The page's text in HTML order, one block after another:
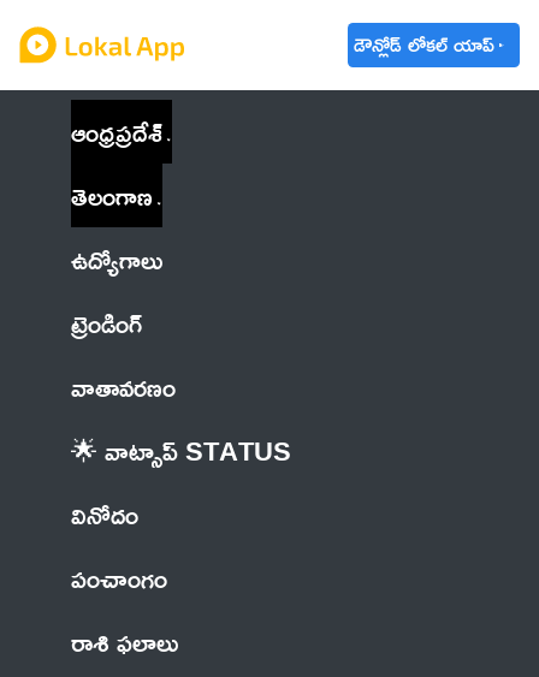
డౌన్లోడ్ లోకల్ యాప్
ఆంధ్రప్రదేశ్
తెలంగాణ
ఉద్యోగాలు
ట్రెండింగ్
వాతావరణం
🌟 వాట్సాప్ STATUS
వినోదం
పంచాంగం
రాశి ఫలాలు